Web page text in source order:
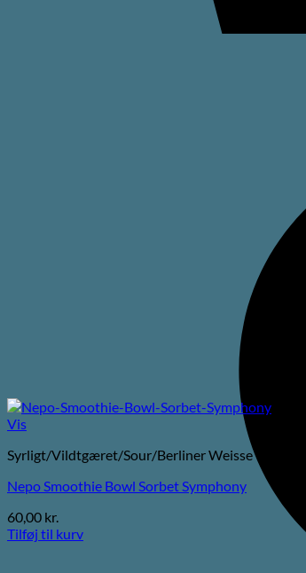
Vis
Syrligt/Vildtgæret/Sour/Berliner Weisse
Nepo Smoothie Bowl Sorbet Symphony
60,00 kr.
Tilføj til kurv